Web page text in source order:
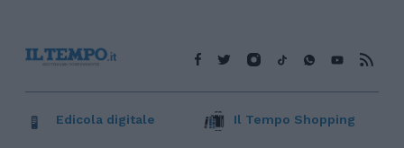
Edicola digitale Il Tempo Shopping